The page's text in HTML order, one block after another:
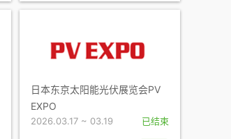
日本东京太阳能光伏展览会PV
EXPO
2026.03.17 ~ 03.19 已结束